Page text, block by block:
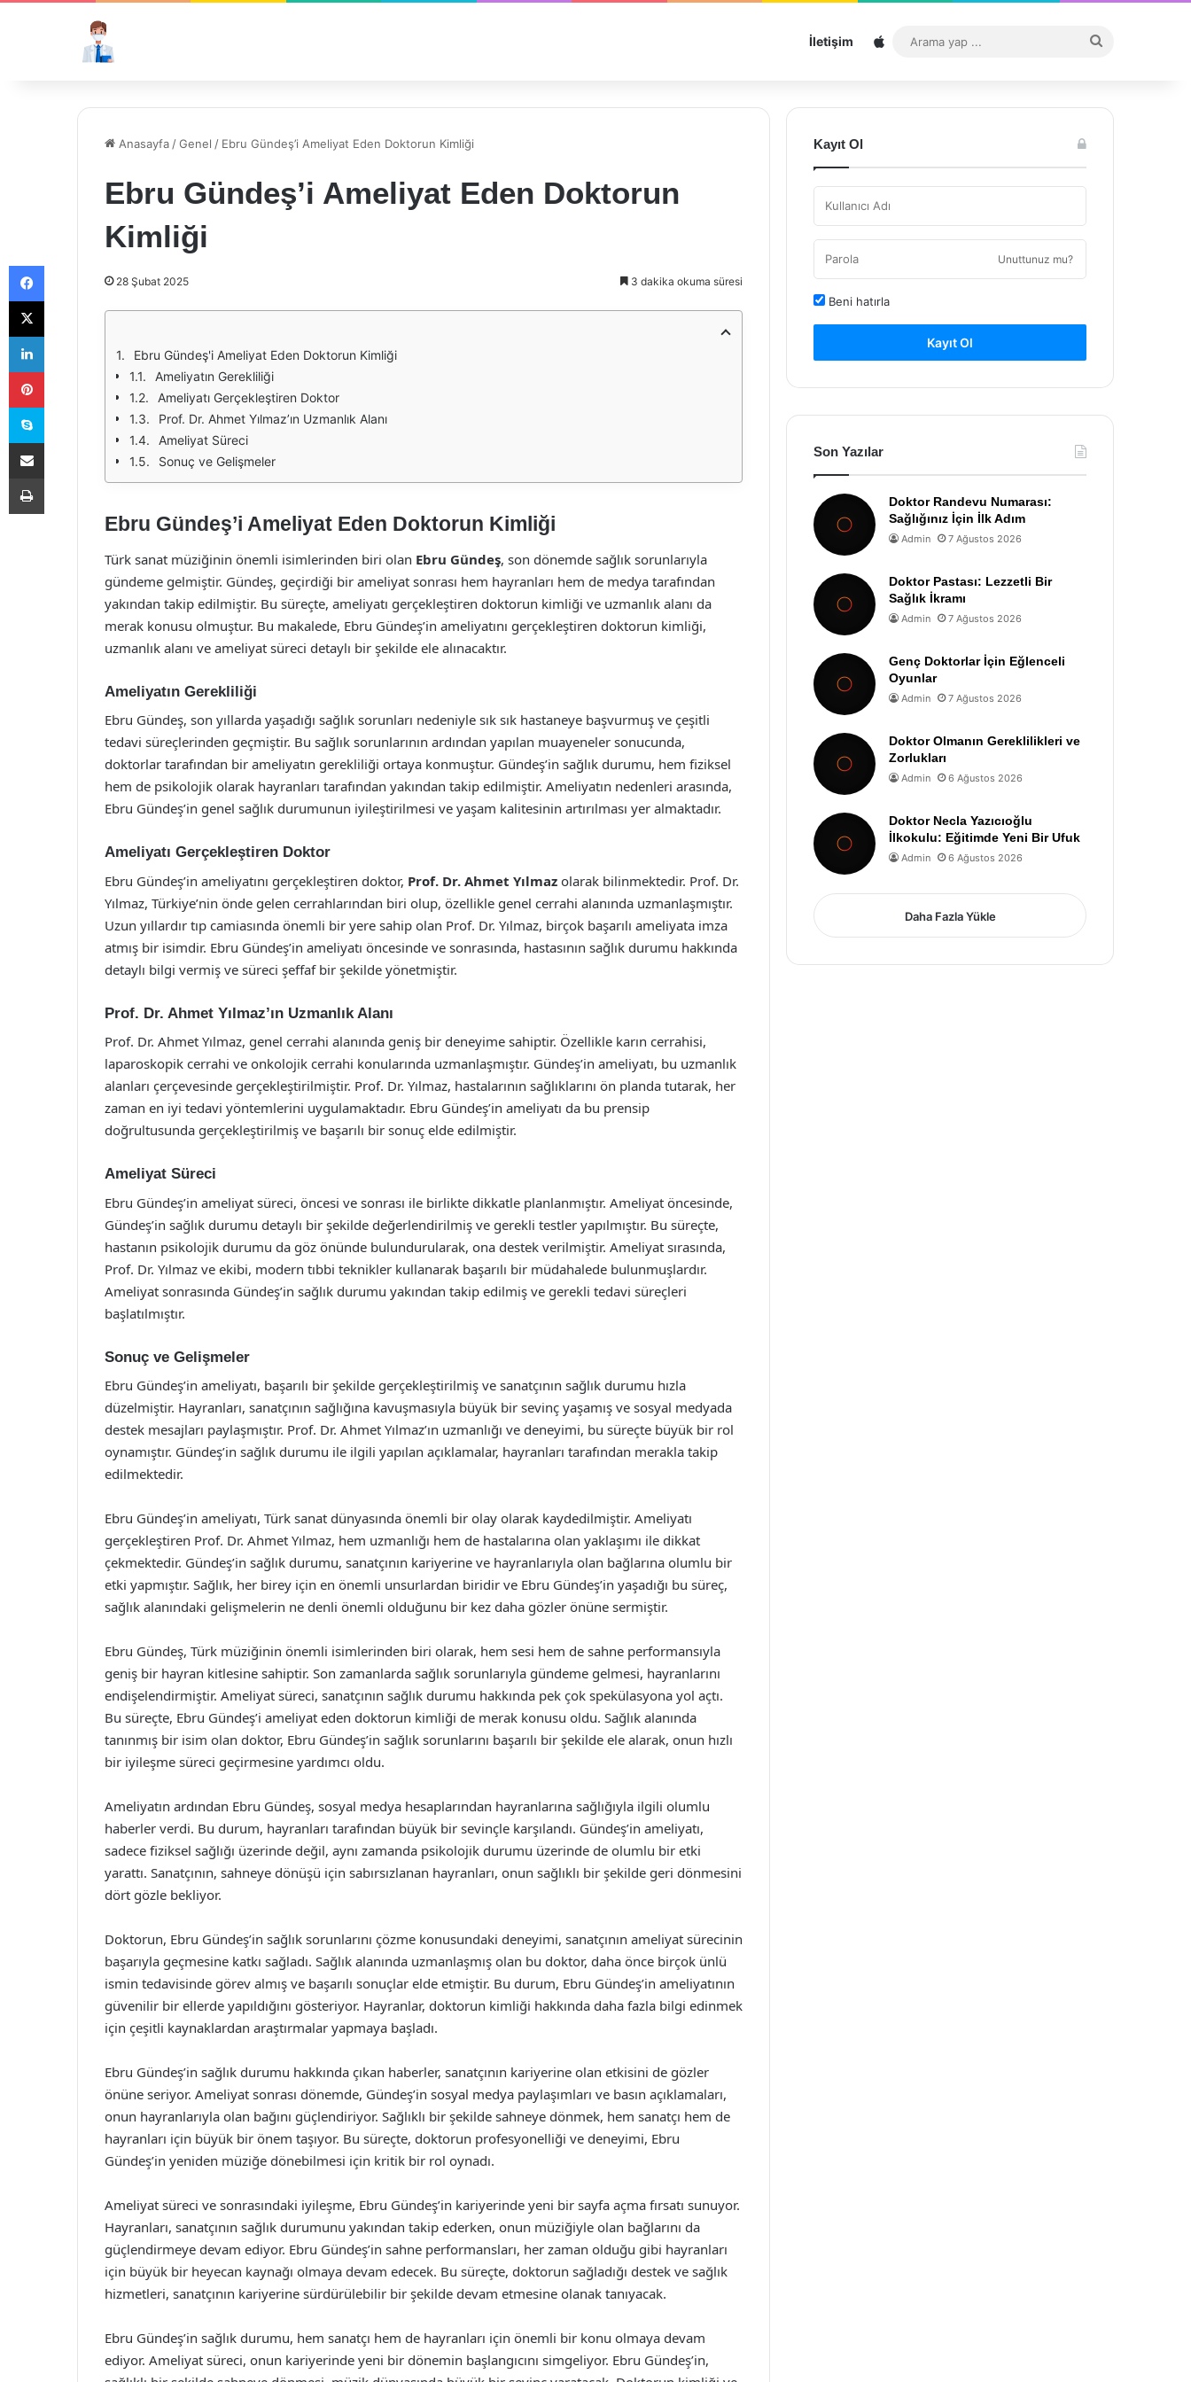
İletişim Sitemap
...
Anasayfa /Genel / Ebru Gündeş’i Ameliyat Eden Doktorun Kimliği
Ebru Gündeş’i Ameliyat Eden Doktorun
Kimliği
28 Şubat 2025 3 dakika okuma süresi
Ebru Gündeş'i Ameliyat Eden Doktorun Kimliği
Ameliyatın Gerekliliği
Ameliyatı Gerçekleştiren Doktor
Prof. Dr. Ahmet Yılmaz’ın Uzmanlık Alanı
Ameliyat Süreci
Sonuç ve Gelişmeler
Ebru Gündeş’i Ameliyat Eden Doktorun Kimliği
Türk sanat müziğinin önemli isimlerinden biri olan Ebru Gündeş, son dönemde sağlık sorunlarıyla
gündeme gelmiştir. Gündeş, geçirdiği bir ameliyat sonrası hem hayranları hem de medya tarafından
yakından takip edilmiştir. Bu süreçte, ameliyatı gerçekleştiren doktorun kimliği ve uzmanlık alanı da
merak konusu olmuştur. Bu makalede, Ebru Gündeş’in ameliyatını gerçekleştiren doktorun kimliği,
uzmanlık alanı ve ameliyat süreci detaylı bir şekilde ele alınacaktır.
Ameliyatın Gerekliliği
Ebru Gündeş, son yıllarda yaşadığı sağlık sorunları nedeniyle sık sık hastaneye başvurmuş ve çeşitli
tedavi süreçlerinden geçmiştir. Bu sağlık sorunlarının ardından yapılan muayeneler sonucunda,
doktorlar tarafından bir ameliyatın gerekliliği ortaya konmuştur. Gündeş’in sağlık durumu, hem fiziksel
hem de psikolojik olarak hayranları tarafından yakından takip edilmiştir. Ameliyatın nedenleri arasında,
Ebru Gündeş’in genel sağlık durumunun iyileştirilmesi ve yaşam kalitesinin artırılması yer almaktadır.
Ameliyatı Gerçekleştiren Doktor
Ebru Gündeş’in ameliyatını gerçekleştiren doktor, Prof. Dr. Ahmet Yılmaz olarak bilinmektedir. Prof. Dr.
Yılmaz, Türkiye’nin önde gelen cerrahlarından biri olup, özellikle genel cerrahi alanında uzmanlaşmıştır.
Uzun yıllardır tıp camiasında önemli bir yere sahip olan Prof. Dr. Yılmaz, birçok başarılı ameliyata imza
atmış bir isimdir. Ebru Gündeş’in ameliyatı öncesinde ve sonrasında, hastasının sağlık durumu hakkında
detaylı bilgi vermiş ve süreci şeffaf bir şekilde yönetmiştir.
Prof. Dr. Ahmet Yılmaz’ın Uzmanlık Alanı
Prof. Dr. Ahmet Yılmaz, genel cerrahi alanında geniş bir deneyime sahiptir. Özellikle karın cerrahisi,
laparoskopik cerrahi ve onkolojik cerrahi konularında uzmanlaşmıştır. Gündeş’in ameliyatı, bu uzmanlık
alanları çerçevesinde gerçekleştirilmiştir. Prof. Dr. Yılmaz, hastalarının sağlıklarını ön planda tutarak, her
zaman en iyi tedavi yöntemlerini uygulamaktadır. Ebru Gündeş’in ameliyatı da bu prensip
doğrultusunda gerçekleştirilmiş ve başarılı bir sonuç elde edilmiştir.
Ameliyat Süreci
Ebru Gündeş’in ameliyat süreci, öncesi ve sonrası ile birlikte dikkatle planlanmıştır. Ameliyat öncesinde,
Gündeş’in sağlık durumu detaylı bir şekilde değerlendirilmiş ve gerekli testler yapılmıştır. Bu süreçte,
hastanın psikolojik durumu da göz önünde bulundurularak, ona destek verilmiştir. Ameliyat sırasında,
Prof. Dr. Yılmaz ve ekibi, modern tıbbi teknikler kullanarak başarılı bir müdahalede bulunmuşlardır.
Ameliyat sonrasında Gündeş’in sağlık durumu yakından takip edilmiş ve gerekli tedavi süreçleri
başlatılmıştır.
Sonuç ve Gelişmeler
Ebru Gündeş’in ameliyatı, başarılı bir şekilde gerçekleştirilmiş ve sanatçının sağlık durumu hızla
düzelmiştir. Hayranları, sanatçının sağlığına kavuşmasıyla büyük bir sevinç yaşamış ve sosyal medyada
destek mesajları paylaşmıştır. Prof. Dr. Ahmet Yılmaz’ın uzmanlığı ve deneyimi, bu süreçte büyük bir rol
oynamıştır. Gündeş’in sağlık durumu ile ilgili yapılan açıklamalar, hayranları tarafından merakla takip
edilmektedir.
Ebru Gündeş’in ameliyatı, Türk sanat dünyasında önemli bir olay olarak kaydedilmiştir. Ameliyatı
gerçekleştiren Prof. Dr. Ahmet Yılmaz, hem uzmanlığı hem de hastalarına olan yaklaşımı ile dikkat
çekmektedir. Gündeş’in sağlık durumu, sanatçının kariyerine ve hayranlarıyla olan bağlarına olumlu bir
etki yapmıştır. Sağlık, her birey için en önemli unsurlardan biridir ve Ebru Gündeş’in yaşadığı bu süreç,
sağlık alanındaki gelişmelerin ne denli önemli olduğunu bir kez daha gözler önüne sermiştir.
Ebru Gündeş, Türk müziğinin önemli isimlerinden biri olarak, hem sesi hem de sahne performansıyla
geniş bir hayran kitlesine sahiptir. Son zamanlarda sağlık sorunlarıyla gündeme gelmesi, hayranlarını
endişelendirmiştir. Ameliyat süreci, sanatçının sağlık durumu hakkında pek çok spekülasyona yol açtı.
Bu süreçte, Ebru Gündeş’i ameliyat eden doktorun kimliği de merak konusu oldu. Sağlık alanında
tanınmış bir isim olan doktor, Ebru Gündeş’in sağlık sorunlarını başarılı bir şekilde ele alarak, onun hızlı
bir iyileşme süreci geçirmesine yardımcı oldu.
Ameliyatın ardından Ebru Gündeş, sosyal medya hesaplarından hayranlarına sağlığıyla ilgili olumlu
haberler verdi. Bu durum, hayranları tarafından büyük bir sevinçle karşılandı. Gündeş’in ameliyatı,
sadece fiziksel sağlığı üzerinde değil, aynı zamanda psikolojik durumu üzerinde de olumlu bir etki
yarattı. Sanatçının, sahneye dönüşü için sabırsızlanan hayranları, onun sağlıklı bir şekilde geri dönmesini
dört gözle bekliyor.
Doktorun, Ebru Gündeş’in sağlık sorunlarını çözme konusundaki deneyimi, sanatçının ameliyat sürecinin
başarıyla geçmesine katkı sağladı. Sağlık alanında uzmanlaşmış olan bu doktor, daha önce birçok ünlü
ismin tedavisinde görev almış ve başarılı sonuçlar elde etmiştir. Bu durum, Ebru Gündeş’in ameliyatının
güvenilir bir ellerde yapıldığını gösteriyor. Hayranlar, doktorun kimliği hakkında daha fazla bilgi edinmek
için çeşitli kaynaklardan araştırmalar yapmaya başladı.
Ebru Gündeş’in sağlık durumu hakkında çıkan haberler, sanatçının kariyerine olan etkisini de gözler
önüne seriyor. Ameliyat sonrası dönemde, Gündeş’in sosyal medya paylaşımları ve basın açıklamaları,
onun hayranlarıyla olan bağını güçlendiriyor. Sağlıklı bir şekilde sahneye dönmek, hem sanatçı hem de
hayranları için büyük bir önem taşıyor. Bu süreçte, doktorun profesyonelliği ve deneyimi, Ebru
Gündeş’in yeniden müziğe dönebilmesi için kritik bir rol oynadı.
Ameliyat süreci ve sonrasındaki iyileşme, Ebru Gündeş’in kariyerinde yeni bir sayfa açma fırsatı sunuyor.
Hayranları, sanatçının sağlık durumunu yakından takip ederken, onun müziğiyle olan bağlarını da
güçlendirmeye devam ediyor. Ebru Gündeş’in sahne performansları, her zaman olduğu gibi hayranları
için büyük bir heyecan kaynağı olmaya devam edecek. Bu süreçte, doktorun sağladığı destek ve sağlık
hizmetleri, sanatçının kariyerine sürdürülebilir bir şekilde devam etmesine olanak tanıyacak.
Ebru Gündeş’in sağlık durumu, hem sanatçı hem de hayranları için önemli bir konu olmaya devam
ediyor. Ameliyat süreci, onun kariyerinde yeni bir dönemin başlangıcını simgeliyor. Ebru Gündeş’in,
Kayıt Ol
Unuttunuz mu?
Beni hatırla
Kayıt Ol
Son Yazılar
Doktor Randevu Numarası:
Sağlığınız İçin İlk Adım
Admin 7 Ağustos 2026
Doktor Pastası: Lezzetli Bir
Sağlık İkramı
Admin 7 Ağustos 2026
Genç Doktorlar İçin Eğlenceli
Oyunlar
Admin 7 Ağustos 2026
Doktor Olmanın Gereklilikleri ve
Zorlukları
Admin 6 Ağustos 2026
Doktor Necla Yazıcıoğlu
İlkokulu: Eğitimde Yeni Bir Ufuk
Admin 6 Ağustos 2026
Daha Fazla Yükle
Facebook
X
LinkedIn
Pinterest
Skype
E-Posta ile paylaş